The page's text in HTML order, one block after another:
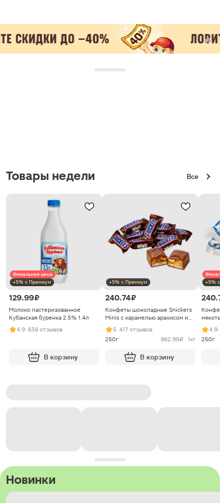
Товары недели Все
Финальная цена
+5% с Премиум
129.99 ₽
Молоко пастеризованное
Кубанская буренка 2.5% 1.4л
4.9· 638 отзывов
В корзину
+5% с Премиум
240.74 ₽
Конфеты шоколадные Snickers
Minis с карамелью арахисом и
нугой
5· 417 отзывов
250г
962.99 ₽ · 1кг
В корзину
+5%
4.9
250г
Новинки